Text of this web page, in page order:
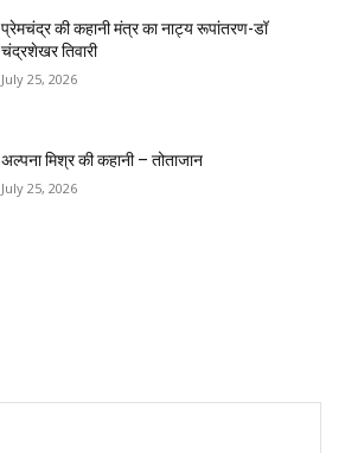
प्रेमचंद्र की कहानी मंत्र का नाट्य रूपांतरण-डॉ
चंद्रशेखर तिवारी
July 25, 2026
अल्पना मिश्र की कहानी – तोताजान
July 25, 2026